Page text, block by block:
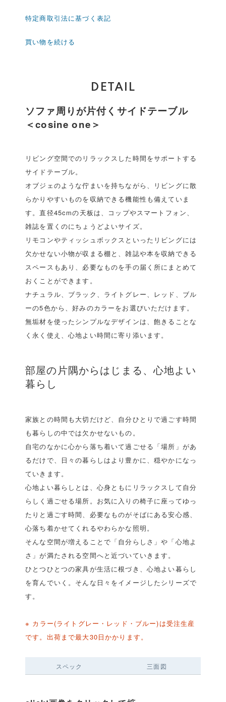
特定商取引法に基づく表記
買い物を続ける
DETAIL
ソファ周りが片付くサイドテーブル
＜cosine one＞
リビング空間でのリラックスした時間をサポートする
サイドテーブル。
オブジェのような佇まいを持ちながら、リビングに散
らかりやすいものを収納できる機能性も備えていま
す。直径45cmの天板は、コップやスマートフォン、
雑誌を置くのにちょうどよいサイズ。
リモコンやティッシュボックスといったリビングには
欠かせない小物が収まる棚と、雑誌や本を収納できる
スペースもあり、必要なものを手の届く所にまとめて
おくことができます。
ナチュラル、ブラック、ライトグレー、レッド、ブル
ーの5色から、好みのカラーをお選びいただけます。
無垢材を使ったシンプルなデザインは、飽きることな
く永く使え、心地よい時間に寄り添います。
部屋の片隅からはじまる、心地よい
暮らし
家族との時間も大切だけど、自分ひとりで過ごす時間
も暮らしの中では欠かせないもの。
自宅のなかに心から落ち着いて過ごせる「場所」があ
るだけで、日々の暮らしはより豊かに、穏やかになっ
ていきます。
心地よい暮らしとは、心身ともにリラックスして自分
らしく過ごせる場所。お気に入りの椅子に座ってゆっ
たりと過ごす時間、必要なものがそばにある安心感、
心落ち着かせてくれるやわらかな照明。
そんな空間が増えることで「自分らしさ」や「心地よ
さ」が満たされる空間へと近づいていきます。
ひとつひとつの家具が生活に根づき、心地よい暮らし
を育んでいく。そんな日々をイメージしたシリーズで
す。
※ カラー(ライトグレー・レッド・ブルー)は受注生産
です。出荷まで最大30日かかります。
スペック 三面図